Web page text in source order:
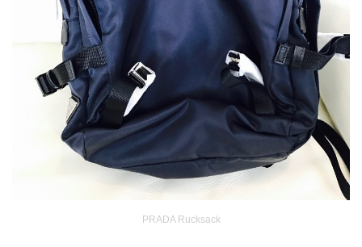
PRADA Rucksack